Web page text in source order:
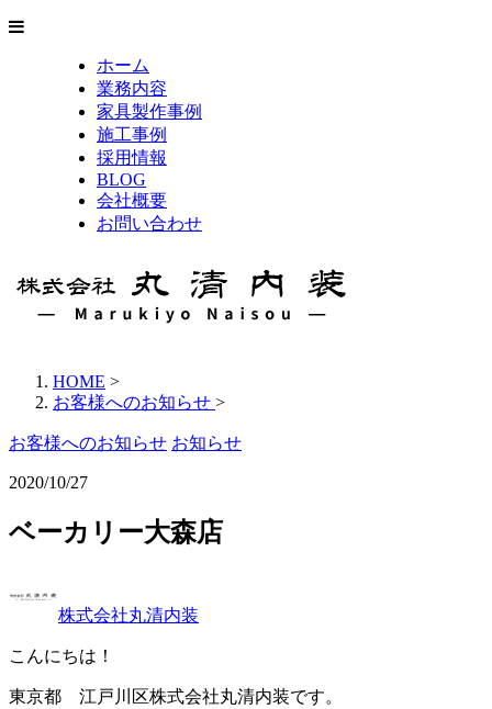
ホーム
業務内容
家具製作事例
施工事例
採用情報
BLOG
会社概要
お問い合わせ
HOME >
お客様へのお知らせ >
お客様へのお知らせ お知らせ
2020/10/27
ベーカリー大森店
株式会社丸清内装
こんにちは！
東京都 江戸川区株式会社丸清内装です。